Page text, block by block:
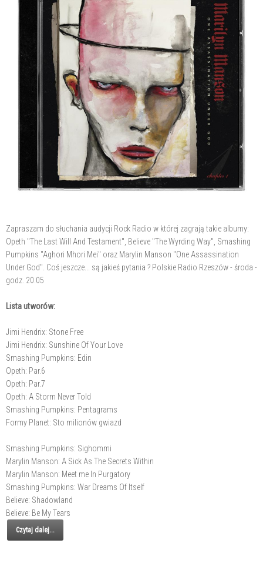
Zapraszam do słuchania audycji Rock Radio w której zagrają takie albumy:
Opeth "The Last Will And Testament", Believe "The Wyrding Way", Smashing
Pumpkins "Aghori Mhori Mei" oraz Marylin Manson "One Assassination
Under God". Coś jeszcze... są jakieś pytania ? Polskie Radio Rzeszów - środa -
godz. 20.05
Lista utworów:
Jimi Hendrix: Stone Free
Jimi Hendrix: Sunshine Of Your Love
Smashing Pumpkins: Edin
Opeth: Par.6
Opeth: Par.7
Opeth: A Storm Never Told
Smashing Pumpkins: Pentagrams
Formy Planet: Sto milionów gwiazd
Smashing Pumpkins: Sighommi
Marylin Manson: A Sick As The Secrets Within
Marylin Manson: Meet me In Purgatory
Smashing Pumpkins: War Dreams Of Itself
Believe: Shadowland
Believe: Be My Tears
Czytaj dalej...